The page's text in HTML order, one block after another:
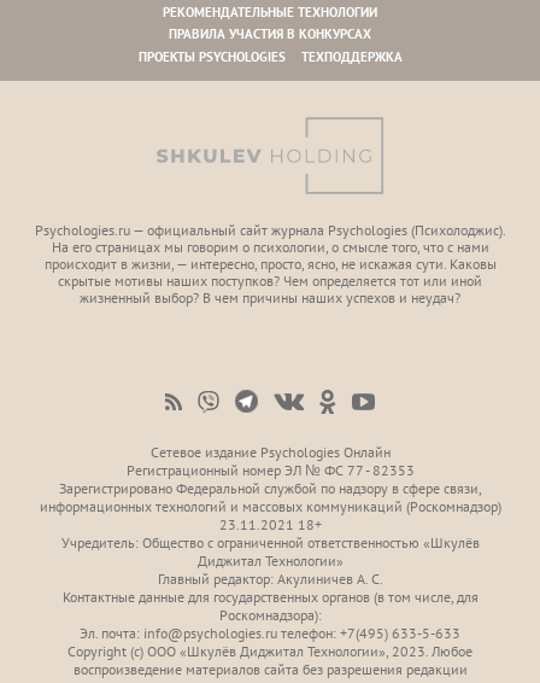
РЕКОМЕНДАТЕЛЬНЫЕ ТЕХНОЛОГИИ
ПРАВИЛА УЧАСТИЯ В КОНКУРСАХ
ПРОЕКТЫ PSYCHOLOGIES
ТЕХПОДДЕРЖКА
Psychologies.ru — официальный сайт журнала Psychologies (Психoлоджиc).
На его страницах мы говорим о психологии, о смысле того, что с нами
происходит в жизни, — интересно, просто, ясно, не искажая сути. Каковы
скрытые мотивы наших поступков? Чем определяется тот или иной
жизненный выбор? В чем причины наших успехов и неудач?
Сетевое издание Psychologies Онлайн
Регистрационный номер ЭЛ № ФС 77 - 82353
Зарегистрировано Федеральной службой по надзору в сфере связи,
информационных технологий и массовых коммуникаций (Роскомнадзор)
23.11.2021 18+
Учредитель: Общество с ограниченной ответственностью «Шкулёв
Диджитал Технологии»
Главный редактор: Акулиничев А. С.
Контактные данные для государственных органов (в том числе, для
Роскомнадзора):
Эл. почта: info@psychologies.ru телефон: +7(495) 633-5-633
Copyright (с) ООО «Шкулёв Диджитал Технологии», 2023. Любое
воспроизведение материалов сайта без разрешения редакции